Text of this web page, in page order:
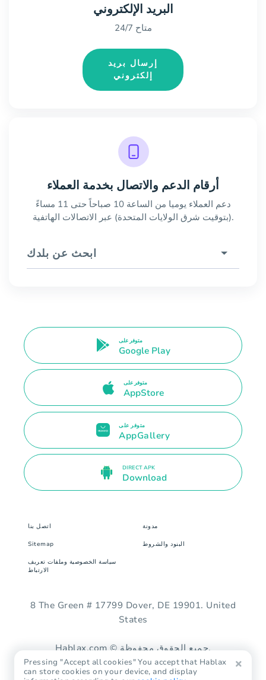
البريد الإلكتروني
متاح 24/7
إرسال بريد
إلكتروني
أرقام الدعم والاتصال بخدمة العملاء
دعم العملاء يوميا من الساعة 10 صباحاً حتى 11 مساءً
(بتوقيت شرق الولايات المتحدة) عبر الاتصالات الهاتفية.
ابحث عن بلدك
متوفر على
Google Play
متوفر على
AppStore
متوفر على
AppGallery
DIRECT APK
Download
اتصل بنا مدونة
Sitemap البنود والشروط
سياسة الخصوصية وملفات تعريف
الارتباط
8 The Green # 17799 Dover, DE 19901. United
States
Hablax.com © جميع الحقوق محفوظة.
Pressing "Accept all cookies" You accept that Hablax
can store cookies on your device, and display